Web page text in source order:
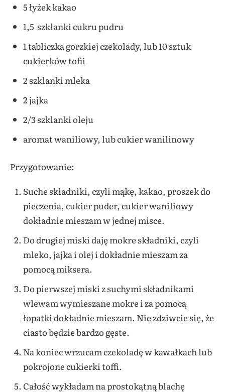
5 łyżek kakao
1,5 szklanki cukru pudru
1 tabliczka gorzkiej czekolady, lub 10 sztuk
cukierków tofii
2 szklanki mleka
2 jajka
2/3 szklanki oleju
aromat waniliowy, lub cukier wanilinowy
Przygotowanie:
Suche składniki, czyli mąkę, kakao, proszek do
pieczenia, cukier puder, cukier waniliowy
dokładnie mieszam w jednej misce.
Do drugiej miski daję mokre składniki, czyli
mleko, jajka i olej i dokładnie mieszam za
pomocą miksera.
Do pierwszej miski z suchymi składnikami
wlewam wymieszane mokre i za pomocą
łopatki dokładnie mieszam. Nie zdziwcie się, że
ciasto będzie bardzo gęste.
Na koniec wrzucam czekoladę w kawałkach lub
pokrojone cukierki toffi.
Całość wykładam na prostokątną blachę